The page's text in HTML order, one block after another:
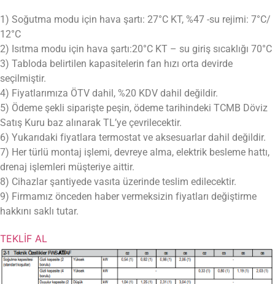
1) Soğutma modu için hava şartı: 27°C KT, %47 -su rejimi: 7°C/
12°C
2) Isıtma modu için hava şartı:20°C KT – su giriş sıcaklığı 70°C
3) Tabloda belirtilen kapasitelerin fan hızı orta devirde
seçilmiştir.
4) Fiyatlarımıza ÖTV dahil, %20 KDV dahil değildir.
5) Ödeme şekli siparişte peşin, ödeme tarihindeki TCMB Döviz
Satış Kuru baz alınarak TL’ye çevrilecektir.
6) Yukarıdaki fiyatlara termostat ve aksesuarlar dahil değildir.
7) Her türlü montaj işlemi, devreye alma, elektrik besleme hattı,
drenaj işlemleri müşteriye aittir.
8) Cihazlar şantiyede vasıta üzerinde teslim edilecektir.
9) Firmamız önceden haber vermeksizin fiyatları değiştirme
hakkını saklı tutar.
TEKLİF AL